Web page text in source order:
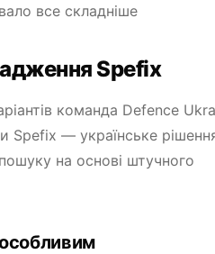
все складніше
Spefix
команда Defence
Spefix — українське
на основі штучного